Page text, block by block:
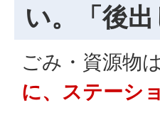
い。「後
ごみ・資源物
に、ステーシ